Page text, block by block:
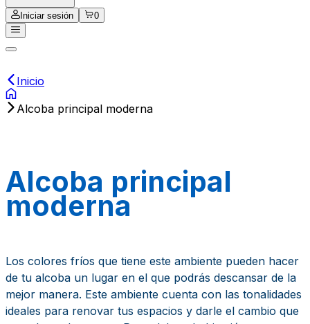
Iniciar sesión 0
Inicio
Alcoba principal moderna
Alcoba principal
moderna
Los colores fríos que tiene este ambiente pueden hacer
de tu alcoba un lugar en el que podrás descansar de la
mejor manera. Este ambiente cuenta con las tonalidades
ideales para renovar tus espacios y darle el cambio que